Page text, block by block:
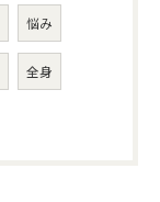
悩み
全身